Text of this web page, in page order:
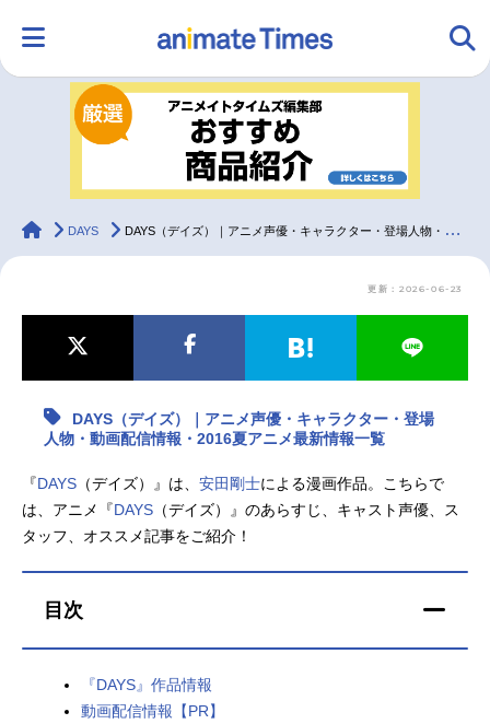
ランキング アニメ
ラジオ
最新記事一覧
アニメ記事一覧 声優記事一覧
アニメ映画一覧
今期アニメ曜日別一覧
春アニメ
男性声優/女性声優一覧
animateTimes
DAYS DAYS（デイズ）｜アニメ声優・キャラクター・登場人物・動画配信情報・2016夏アニメ最新情報一覧
更新：2026-06-23
DAYS（デイズ）｜アニメ声優・キャラクター・登場
人物・動画配信情報・2016夏アニメ最新情報一覧
『DAYS （デイズ）』は、 安田剛士による漫画作品。こちらで
は、アニメ『DAYS （デイズ）』のあらすじ、キャスト声優、ス
タッフ、オススメ記事をご紹介！
目次
『DAYS』作品情報
動画配信情報【PR】